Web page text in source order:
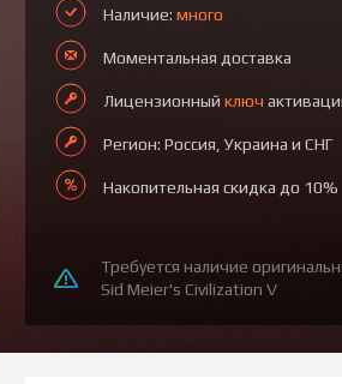
Наличие: много
Моментальная доставка
Лицензионный ключ
Регион: Россия, Украина и СНГ
Накопительная скидка до 10%
Требуется наличие
Sid Meier's Civilization V